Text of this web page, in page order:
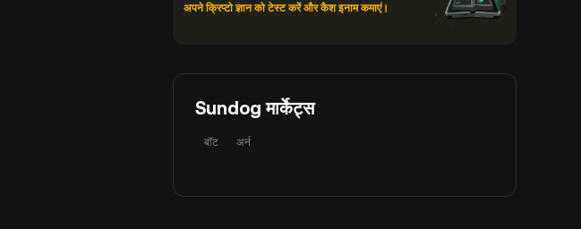
अपने क्रिप्टो ज्ञान को टेस्ट करें और कैश इनाम कमाएं।
Sundog मार्केट्स
बॉट अर्न